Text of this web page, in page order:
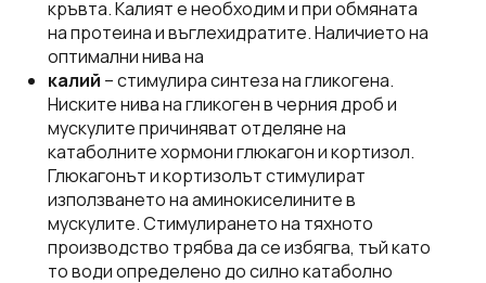
кръвта. Калият е необходим и при обмяната
на протеина и въглехидратите. Наличието на
оптимални нива на
калий – стимулира синтеза на гликогена.
Ниските нива на гликоген в черния дроб и
мускулите причиняват отделяне на
катаболните хормони глюкагон и кортизол.
Глюкагонът и кортизолът стимулират
използването на аминокиселините в
мускулите. Стимулирането на тяхното
производство трябва да се избягва, тъй като
то води определено до силно катаболно